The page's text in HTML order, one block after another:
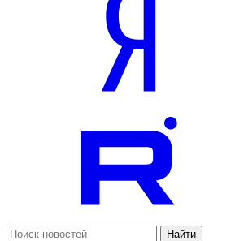
Найти